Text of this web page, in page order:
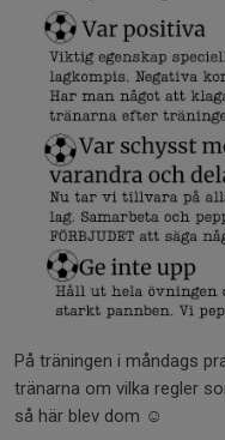
På träningen i måndags
tränarna om vilka regler
så här blev dom ☺️